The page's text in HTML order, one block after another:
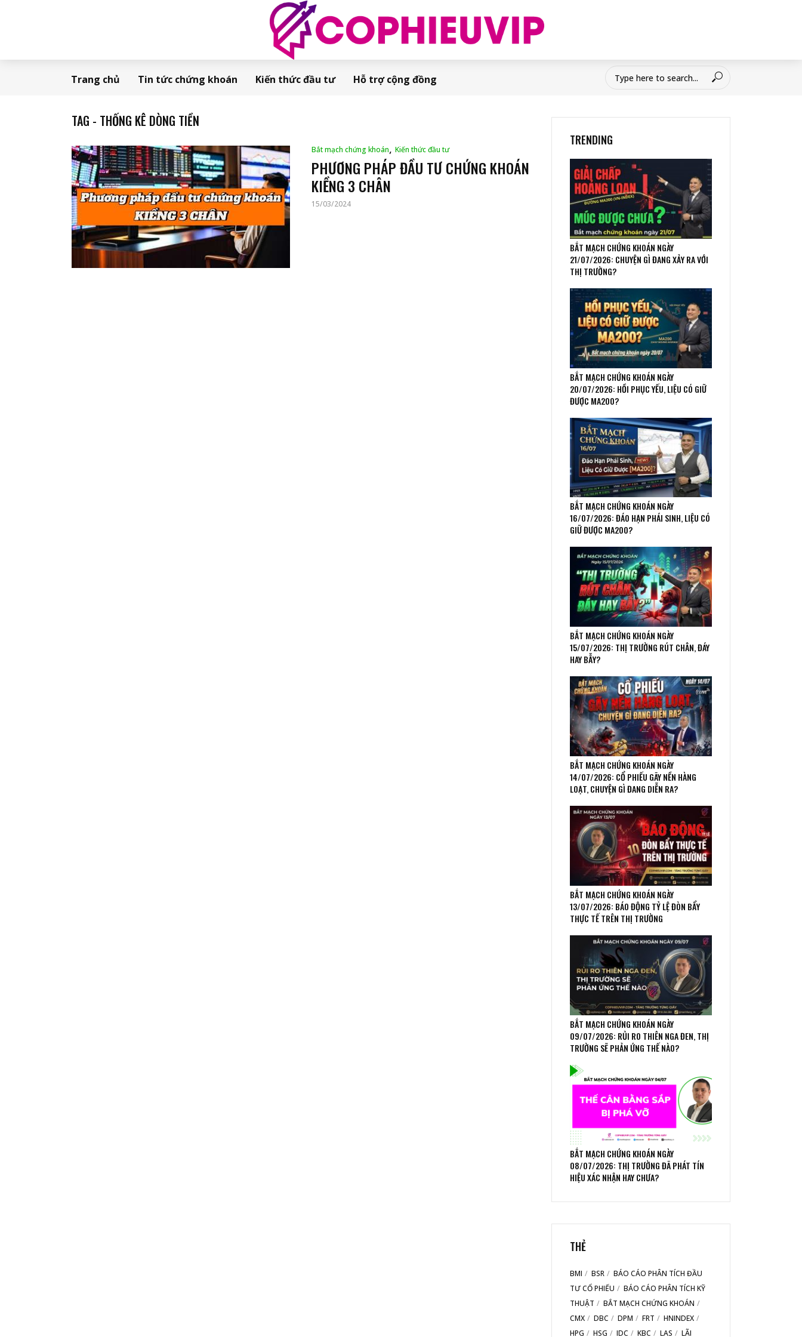
Trang chủ Tin tức chứng khoán Kiến thức đầu tư Hỗ trợ cộng đồng
TAG - THỐNG KÊ DÒNG TIỀN
Bắt mạch chứng khoán, Kiến thức đầu tư
PHƯƠNG PHÁP ĐẦU TƯ CHỨNG KHOÁN
KIỀNG 3 CHÂN
15/03/2024
TRENDING
BẮT MẠCH CHỨNG KHOÁN NGÀY
21/07/2026: CHUYỆN GÌ ĐANG XẢY RA VỚI
THỊ TRƯỜNG?
BẮT MẠCH CHỨNG KHOÁN NGÀY
20/07/2026: HỒI PHỤC YẾU, LIỆU CÓ GIỮ
ĐƯỢC MA200?
BẮT MẠCH CHỨNG KHOÁN NGÀY
16/07/2026: ĐÁO HẠN PHÁI SINH, LIỆU CÓ
GIỮ ĐƯỢC MA200?
BẮT MẠCH CHỨNG KHOÁN NGÀY
15/07/2026: THỊ TRƯỜNG RÚT CHÂN, ĐÁY
HAY BẪY?
BẮT MẠCH CHỨNG KHOÁN NGÀY
14/07/2026: CỔ PHIẾU GÃY NỀN HÀNG
LOẠT, CHUYỆN GÌ ĐANG DIỄN RA?
BẮT MẠCH CHỨNG KHOÁN NGÀY
13/07/2026: BÁO ĐỘNG TỶ LỆ ĐÒN BẨY
THỰC TẾ TRÊN THỊ TRƯỜNG
BẮT MẠCH CHỨNG KHOÁN NGÀY
09/07/2026: RỦI RO THIÊN NGA ĐEN, THỊ
TRƯỜNG SẼ PHẢN ỨNG THẾ NÀO?
BẮT MẠCH CHỨNG KHOÁN NGÀY
08/07/2026: THỊ TRƯỜNG ĐÃ PHÁT TÍN
HIỆU XÁC NHẬN HAY CHƯA?
THẺ
BMI BSR
BÁO CÁO PHÂN TÍCH ĐẦU
TƯ CỔ PHIẾU
BÁO CÁO PHÂN TÍCH KỸ
THUẬT
BẮT MẠCH CHỨNG KHOÁN
CMX
DBC DPM FRT
HNINDEX
HPG
HSG IDC KBC LAS LÃI